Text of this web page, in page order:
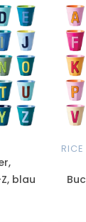
blau
RICE